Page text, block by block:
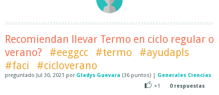
Recomiendan llevar Termo en ciclo regular o
verano?
#eeggcc #termo
#ayudapls
#faci
#cicloverano
preguntado Jul 30, 2021 por Gladys Guevara (36 puntos) | Generales Ciencias
+1
0respuestas